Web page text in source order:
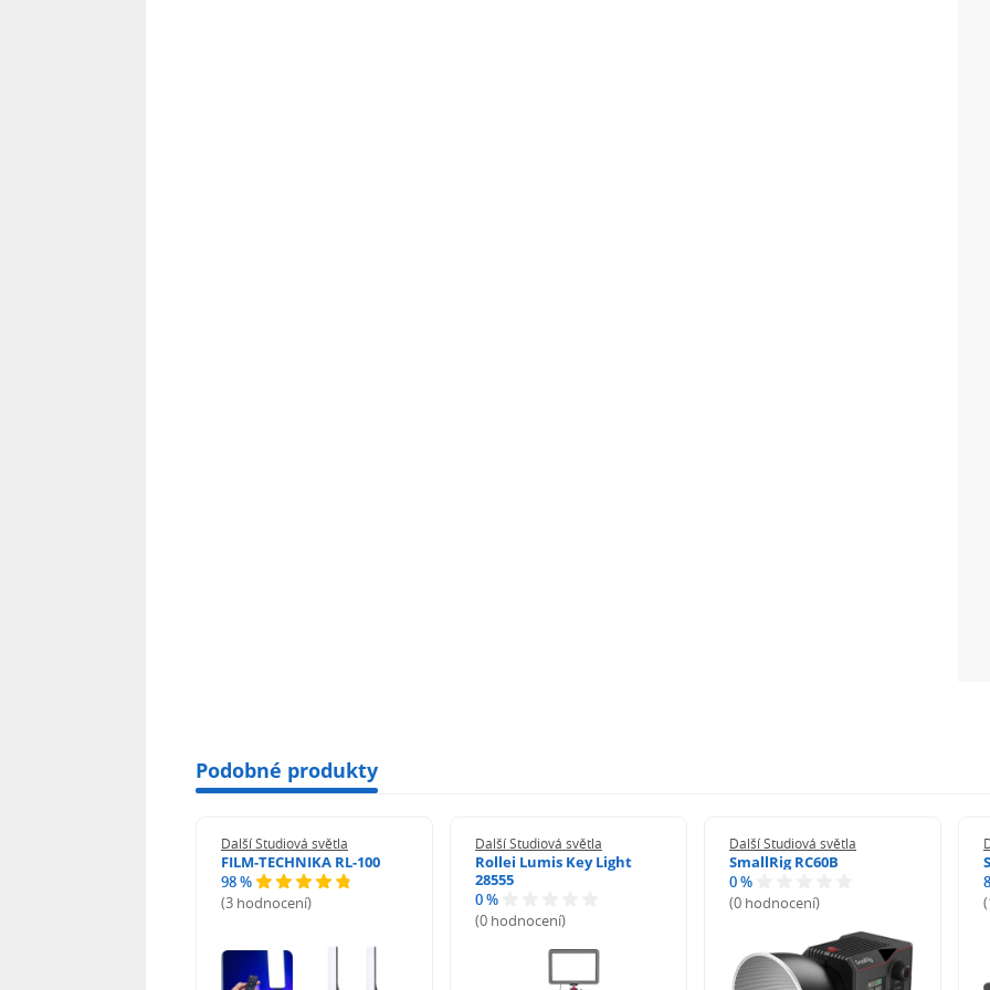
Podobné produkty
Další Studiová světla
FILM-TECHNIKA RL-100
98 %
(3 hodnocení)
Další Studiová světla
Rollei Lumis Key Light
28555
0 %
(0 hodnocení)
Další Studiová světla
SmallRig RC60B
0 %
(0 hodnocení)